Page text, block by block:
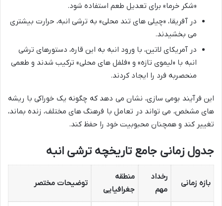
«شکر خرما» برای تعدیل طعم استفاده شود.
در آفریقا، «چیلی های تند محلی» به ترشی انبه، حرارت بیشتری
می بخشیدند.
در آمریکای لاتین، با ورود انبه به این قاره، دستورهای ترشی
انبه با «لیموی تازه» و «فلفل های محلی» ترکیب شدند و طعمی
منحصربه فرد را ایجاد کردند.
این فرآیند بومی سازی، نشان می دهد که چگونه یک خوراکی با ریشه
های مشخص، می تواند در تعامل با فرهنگ های مختلف، زنده بماند،
تغییر کند و همچنان محبوبیت خود را حفظ کند.
جدول زمانی جامع تاریخچه ترشی انبه
بازه زمانی
رخداد
مهم
منطقه
جغرافیایی
توضیحات مختصر